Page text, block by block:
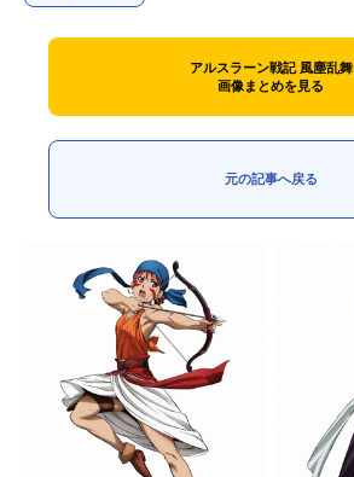
アルスラーン戦記 風塵乱舞
画像まとめを見る
元の記事へ戻る